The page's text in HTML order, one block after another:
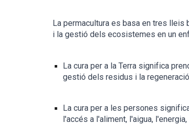
La permacultura es basa en tres lleis
i la gestió dels ecosistemes en un
La cura per a la Terra significa
gestió dels residus i la
La cura per a les persones
l'accés a l'aliment, l'aigua,